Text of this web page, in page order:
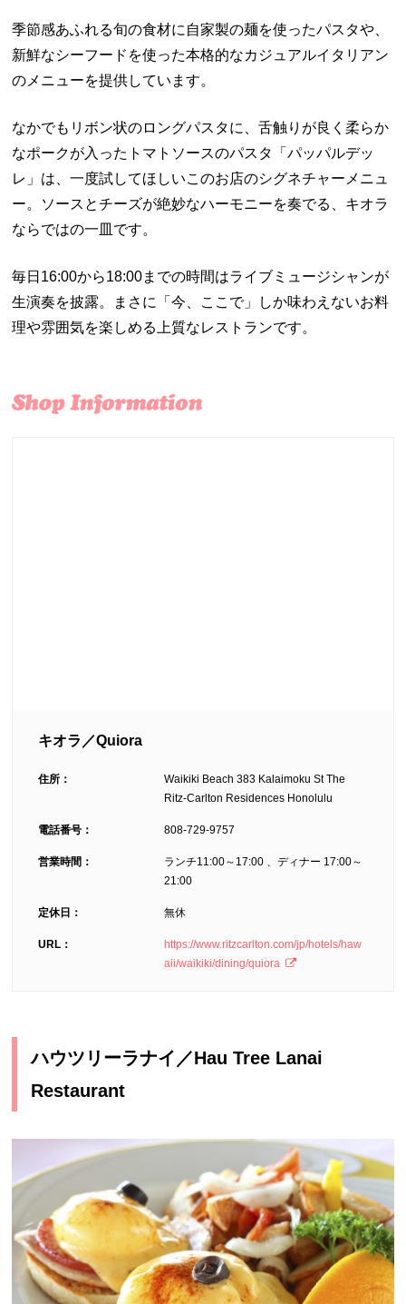
季節感あふれる旬の食材に自家製の麺を使ったパスタや、
新鮮なシーフードを使った本格的なカジュアルイタリアン
のメニューを提供しています。
なかでもリボン状のロングパスタに、舌触りが良く柔らか
なポークが入ったトマトソースのパスタ「パッパルデッ
レ」は、一度試してほしいこのお店のシグネチャーメニュ
ー。ソースとチーズが絶妙なハーモニーを奏でる、キオラ
ならではの一皿です。
毎日16:00から18:00までの時間はライブミュージシャンが
生演奏を披露。まさに「今、ここで」しか味わえないお料
理や雰囲気を楽しめる上質なレストランです。
キオラ／Quiora
住所：
Waikiki Beach 383 Kalaimoku St The
Ritz-Carlton Residences Honolulu
電話番号： 808-729-9757
営業時間：
ランチ11:00～17:00 、ディナー 17:00～
21:00
定休日： 無休
URL：
https://www.ritzcarlton.com/jp/hotels/haw
aii/waikiki/dining/quiora
ハウツリーラナイ／Hau Tree Lanai
Restaurant